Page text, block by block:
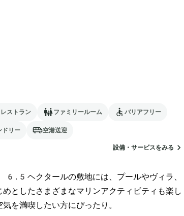
レストラン ファミリールーム バリアフリー
ドリー 空港送迎
設備・サービスをみる
ヘクタールの敷地には、プールやヴィラ、
としたさまざまなマリンアクティビティも楽し
を満喫したい方にぴったり。